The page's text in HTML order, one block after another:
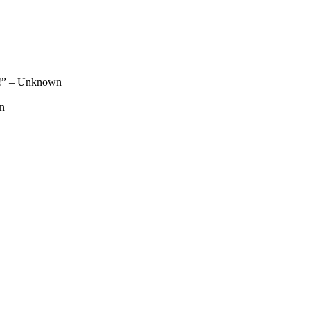
– Unknown